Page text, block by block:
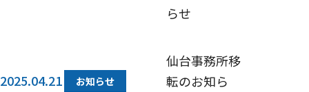
らせ
2025.04.21 お知らせ
仙台事務所移
転のお知ら